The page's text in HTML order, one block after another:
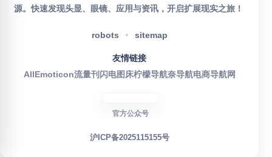
源。快速发现头显、眼镜、应用与资讯，开启扩展现实之旅！
robots sitemap
友情链接
AllEmoticon流量刊 闪电图床柠檬导航奈导航电商导航网
官方公众号
沪ICP备2025115155号